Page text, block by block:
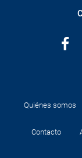
Quiénes somos
Contacto